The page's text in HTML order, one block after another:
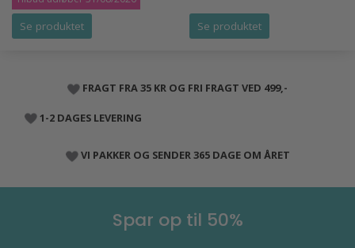
Se produktet Se produktet
FRAGT FRA 35 KR OG FRI FRAGT VED 499,-
1-2 DAGES LEVERING
VI PAKKER OG SENDER 365 DAGE OM ÅRET
Spar op til 50%